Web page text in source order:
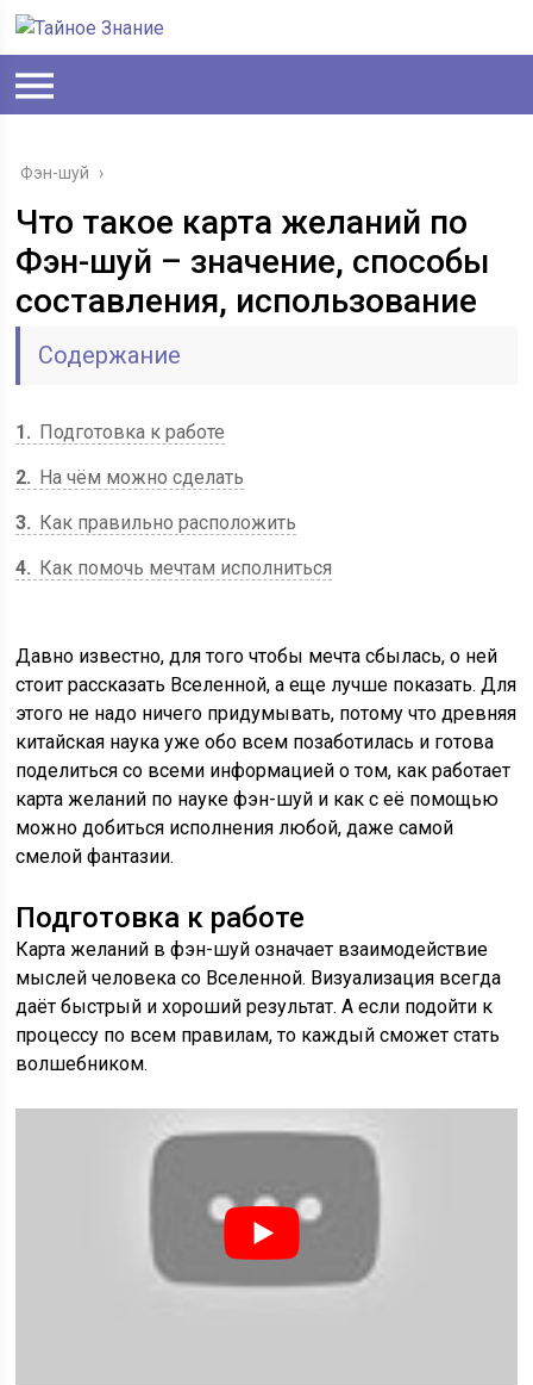
Фэн-шуй ›
Что такое карта желаний по
Фэн-шуй – значение, способы
составления, использование
Содержание
1
Подготовка к работе
2
На чём можно сделать
3
Как правильно расположить
4
Как помочь мечтам исполниться
Давно известно, для того чтобы мечта сбылась, о ней
стоит рассказать Вселенной, а еще лучше показать. Для
этого не надо ничего придумывать, потому что древняя
китайская наука уже обо всем позаботилась и готова
поделиться со всеми информацией о том, как работает
карта желаний по науке фэн-шуй и как с её помощью
можно добиться исполнения любой, даже самой
смелой фантазии.
Подготовка к работе
Карта желаний в фэн-шуй означает взаимодействие
мыслей человека со Вселенной. Визуализация всегда
даёт быстрый и хороший результат. А если подойти к
процессу по всем правилам, то каждый сможет стать
волшебником.